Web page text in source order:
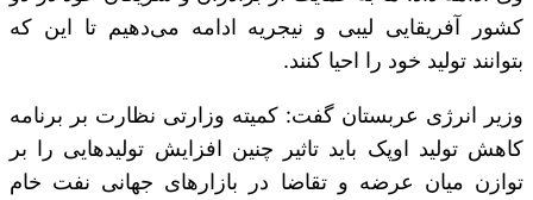
کشور آفریقایی لیبی و نیجریه ادامه می‌دهیم تا این که
بتوانند تولید خود را احیا کنند.
وزیر انرژی عربستان گفت: کمیته وزارتی نظارت بر برنامه
کاهش تولید اوپک باید تاثیر چنین افزایش تولید‌هایی را بر
توازن میان عرضه و تقاضا در بازارهای جهانی نفت خام